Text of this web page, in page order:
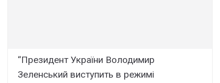
“Президент України Володимир
Зеленський виступить в режимі